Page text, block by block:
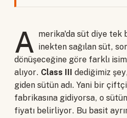
A merika'da süt diye tek
inekten sağılan süt,
dönüşeceğine göre farklı
alıyor. Class III
dediğimiz
giden sütün adı. Yani bir
fabrikasına gidiyorsa, o
fiyatı belirliyor. Bu basit